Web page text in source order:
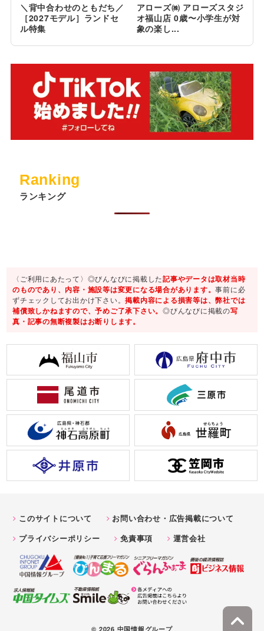
＼背中合わせのともだち／
［2027モデル］ランドセ
ル特集
アローズ㈱ アローズスタジ
オ福山店 0歳〜小学生が対
象の楽し...
Ranking
ランキング
〈ご利用にあたって〉◎びんなびに掲載した記事やデータは取材当時
のものであり、内容・施設等は変更になる場合があります。事前に必
ずチェックしてお出かけ下さい。掲載内容による損害等は、弊社では
補償致しかねますので、予めご了承下さい。◎びんなびに掲載の写
真・記事の無断複製はお断りします。
このサイトについて
お問い合わせ・広告掲載について
プライバシーポリシー
免責事項 運営会社
© 2026 中国情報グループ